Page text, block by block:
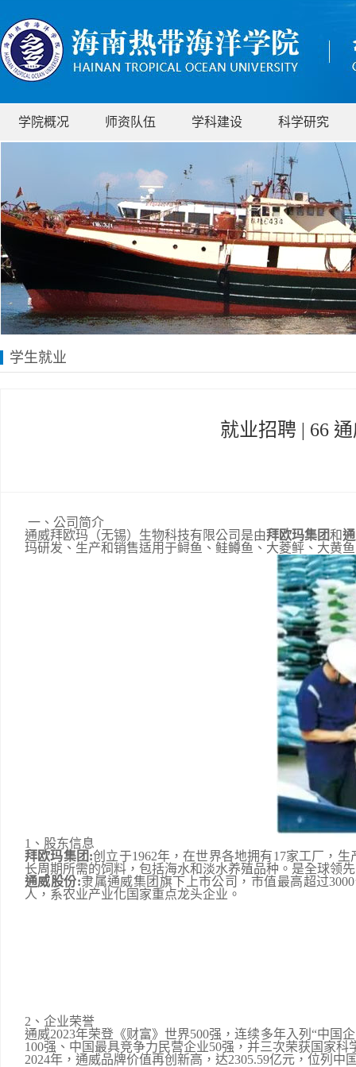
学院概况 师资队伍 学科建设 科学研究
学生就业
就业招聘 | 66
一、公司简介
通威拜欧玛（无锡）生物科技有限公司是由拜欧玛集团和
玛研发、生产和销售适用于鲟鱼、鲑鳟鱼、大菱鲆、大黄
1、股东信息
拜欧玛集团:创立于1962年，在世界各地拥有17家工厂，
长周期所需的饲料，包括海水和淡水养殖品种。是全球领
通威股份:隶属通威集团旗下上市公司，市值最高超过
人，系农业产业化国家重点龙头企业。
2、企业荣誉
通威2023年荣登《财富》世界500强，连续多年入列“中国
100强、中国最具竞争力民营企业50强，并三次荣获国家科
2024年，通威品牌价值再创新高，达2305.59亿元，位列